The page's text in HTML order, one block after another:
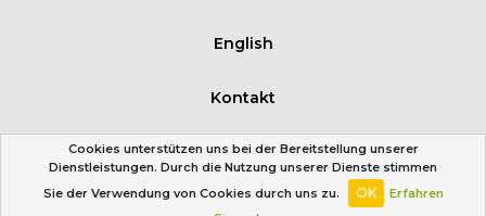
English
Kontakt
Impressum
Cookies unterstützen uns bei der Bereitstellung unserer
Dienstleistungen. Durch die Nutzung unserer Dienste stimmen
Sie der Verwendung von Cookies durch uns zu.
OK
Erfahren